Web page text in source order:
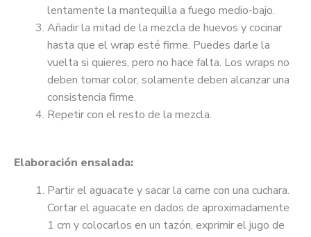
lentamente la mantequilla a fuego medio-bajo.
Añadir la mitad de la mezcla de huevos y cocinar
hasta que el wrap esté firme. Puedes darle la
vuelta si quieres, pero no hace falta. Los wraps no
deben tomar color, solamente deben alcanzar una
consistencia firme.
Repetir con el resto de la mezcla.
Elaboración ensalada:
Partir el aguacate y sacar la carne con una cuchara.
Cortar el aguacate en dados de aproximadamente
1 cm y colocarlos en un tazón, exprimir el jugo de